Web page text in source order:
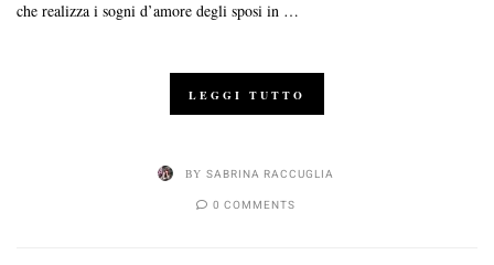
che realizza i sogni d’amore degli sposi in …
LEGGI TUTTO
BY SABRINA RACCUGLIA
0 COMMENTS